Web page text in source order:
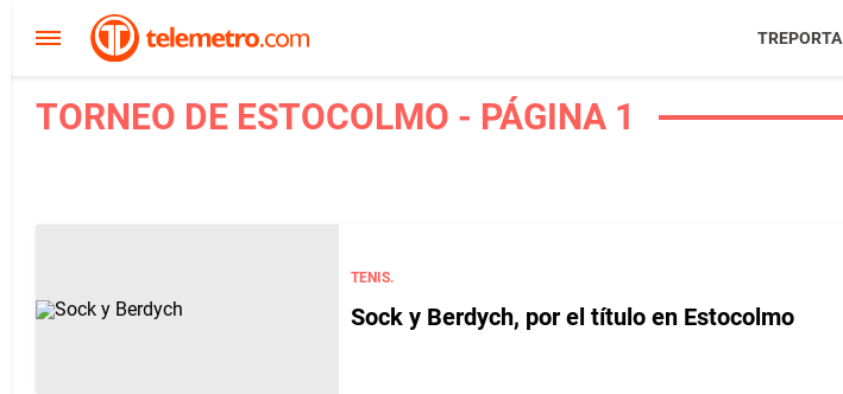
TREPORTA
TORNEO DE ESTOCOLMO - PÁGINA 1
TENIS.
Sock y Berdych, por el título en Estocolmo